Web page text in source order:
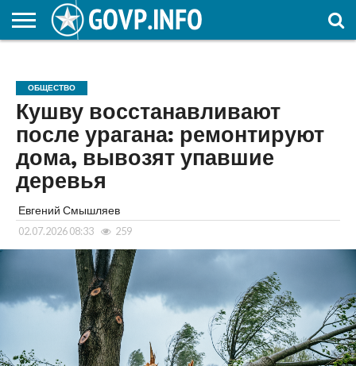
ОБРАЗОВАНИЕ
ОБЩЕСТВО
Кушву восстанавливают
после урагана: ремонтируют
дома, вывозят упавшие
деревья
Евгений Смышляев
02.07.2026 08:33 259